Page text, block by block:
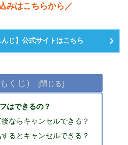
みはこちらから／
んじ】公式サイトはこちら
くじ）
はできるの？
ならキャンセルできる？
るとキャンセルできる？